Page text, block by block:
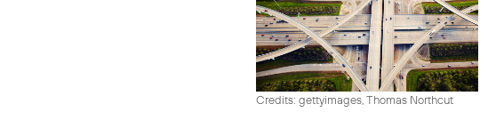
Credits: gettyimages, Thomas Northcut